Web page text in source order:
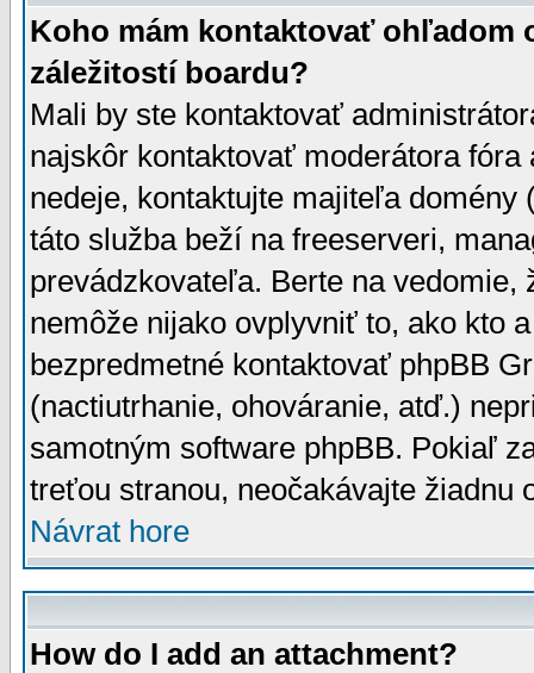
Koho mám kontaktovať ohľadom
záležitostí boardu?
Mali by ste kontaktovať
najskôr kontaktovať moderátora
nedeje, kontaktujte majiteľa
táto služba beží na freeserveri,
prevádzkovateľa. Berte na vedomie,
nemôže nijako ovplyvniť to, ako kto
bezpredmetné kontaktovať phpBB
(nactiutrhanie, ohováranie, atď.)
samotným software phpBB. Pokiaľ
treťou stranou, neočakávajte žiadnu
Návrat hore
How do I add an attachment?